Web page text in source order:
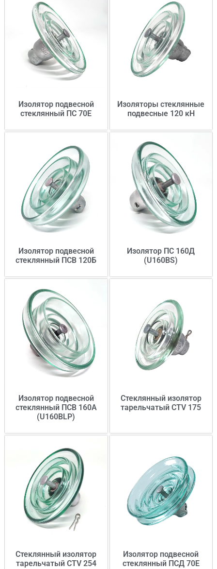
Изолятор подвесной
стеклянный ПС 70Е
Изоляторы стеклянные
подвесные 120 кН
Изолятор подвесной
стеклянный ПСВ 120Б
Изолятор ПС 160Д
(U160BS)
Изолятор подвесной
стеклянный ПСВ 160А
(U160BLP)
Стеклянный изолятор
тарельчатый CTV 175
Стеклянный изолятор
тарельчатый CTV 254
Изолятор подвесной
стеклянный ПСД 70Е